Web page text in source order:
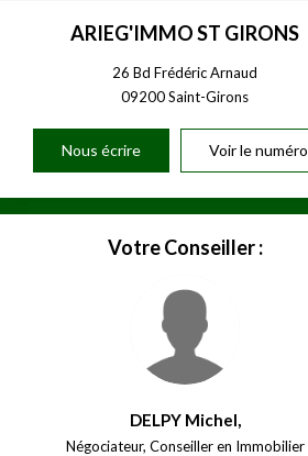
ARIEG'IMMO ST GIRONS
26 Bd Frédéric Arnaud
09200Saint-Girons
Nous écrire Voir le numéro
Votre Conseiller :
DELPY Michel,
Négociateur, Conseiller en Immobilier